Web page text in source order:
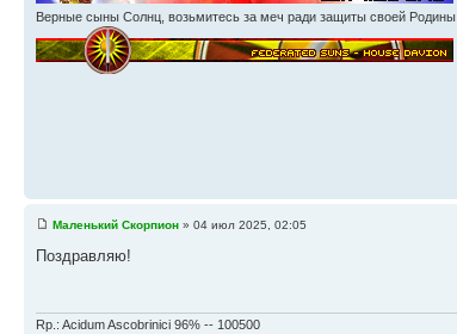
Верные сыны Солнц, возьмитесь за меч ради защиты своей Родины
Маленький Скорпион » 04 июл 2025, 02:05
Поздравляю!
Rp.: Acidum Ascobrinici 96% -- 100500